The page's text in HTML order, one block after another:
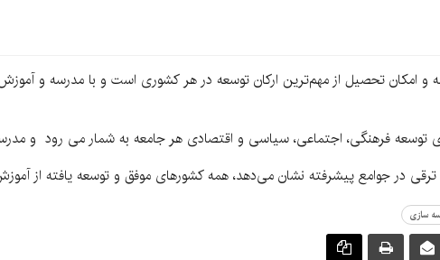
و امکان تحصیل از مهم‌ترین ارکان توسعه در هر کشوری است و با مدرسه و
توسعه فرهنگی، اجتماعی، سیاسی و اقتصادی هر جامعه به شمار می رود و
در جوامع پیشرفته نشان می‌دهد، همه کشورهای موفق و توسعه یافته از آموزش
سازی